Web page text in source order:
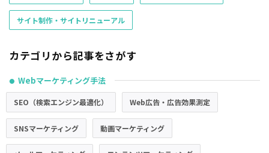
サイト制作・サイトリニューアル
カテゴリから記事をさがす
● Webマーケティング手法
SEO（検索エンジン最適化） Web広告・広告効果測定
SNSマーケティング 動画マーケティング